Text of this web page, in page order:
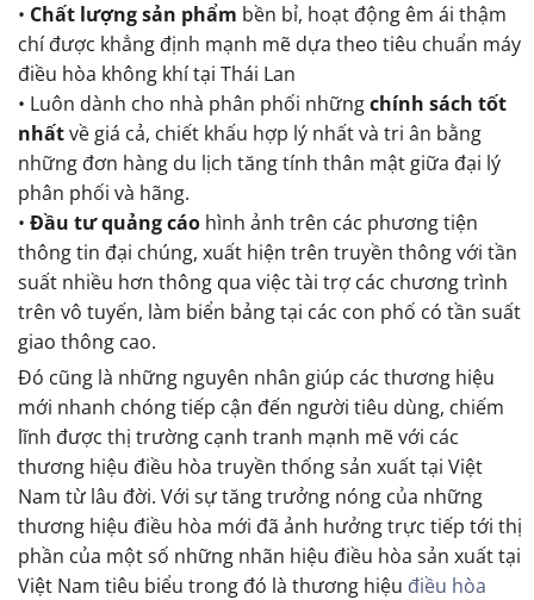
• Chất lượng sản phẩm bền bỉ, hoạt động êm ái thậm
chí được khẳng định mạnh mẽ dựa theo tiêu chuẩn máy
điều hòa không khí tại Thái Lan
• Luôn dành cho nhà phân phối nhữngchính sách tốt
nhấtvề giá cả, chiết khấu hợp lý nhất và tri ân bằng
những đơn hàng du lịch tăng tính thân mật giữa đại lý
phân phối và hãng.
• Đầu tư quảng cáo hình ảnh trên các phương tiện
thông tin đại chúng, xuất hiện trên truyền thông với tần
suất nhiều hơn thông qua việc tài trợ các chương trình
trên vô tuyến, làm biển bảng tại các con phố có tần suất
giao thông cao.
Đó cũng là những nguyên nhân giúp các thương hiệu
mới nhanh chóng tiếp cận đến người tiêu dùng, chiếm
lĩnh được thị trường cạnh tranh mạnh mẽ với các
thương hiệu điều hòa truyền thống sản xuất tại Việt
Nam từ lâu đời. Với sự tăng trưởng nóng của những
thương hiệu điều hòa mới đã ảnh hưởng trực tiếp tới thị
phần của một số những nhãn hiệu điều hòa sản xuất tại
Việt Nam tiêu biểu trong đó là thương hiệu điều hòa